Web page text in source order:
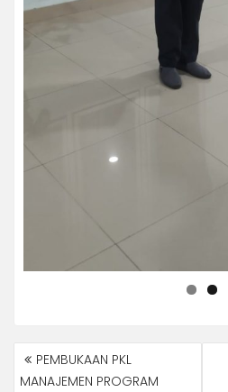
NAVIGASI
POSPEMBUKAAN PKL
MANAJEMEN PROGRAM